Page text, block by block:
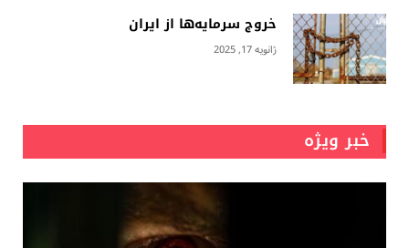
خروج سرمایه‌ها از ایران
ژانویه 17, 2025
خبر ویژه